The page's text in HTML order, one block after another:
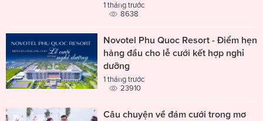
1 tháng trước
8638
Novotel Phu Quoc Resort - Điểm hẹn
hàng đầu cho lễ cưới kết hợp nghỉ
dưỡng
1 tháng trước
23910
Câu chuyện về đám cưới trong mơ